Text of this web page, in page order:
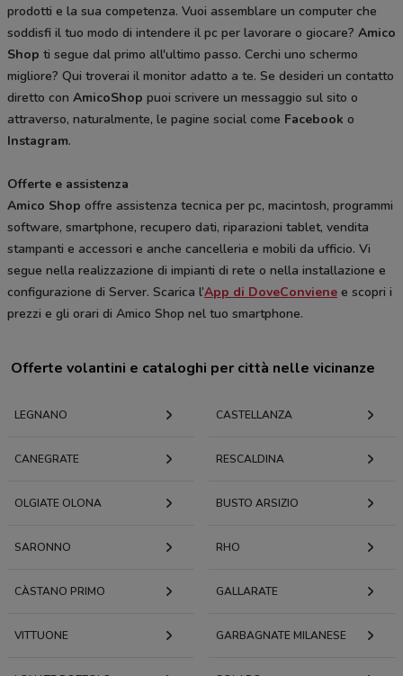
prodotti e la sua competenza. Vuoi assemblare un computer che
soddisfi il tuo modo di intendere il pc per lavorare o giocare? Amico
Shop ti segue dal primo all'ultimo passo. Cerchi uno schermo
migliore? Qui troverai il monitor adatto a te. Se desideri un contatto
diretto con AmicoShop puoi scrivere un messaggio sul sito o
attraverso, naturalmente, le pagine social come Facebook o
Instagram.
Offerte e assistenza
Amico Shop offre assistenza tecnica per pc, macintosh, programmi
software, smartphone, recupero dati, riparazioni tablet, vendita
stampanti e accessori e anche cancelleria e mobili da ufficio. Vi
segue nella realizzazione di impianti di rete o nella installazione e
configurazione di Server. Scarica l’App di DoveConviene e scopri i
prezzi e gli orari di Amico Shop nel tuo smartphone.
Offerte volantini e cataloghi per città nelle vicinanze
LEGNANO CASTELLANZA
CANEGRATE RESCALDINA
OLGIATE OLONA BUSTO ARSIZIO
SARONNO RHO
CÀSTANO PRIMO GALLARATE
VITTUONE GARBAGNATE MILANESE